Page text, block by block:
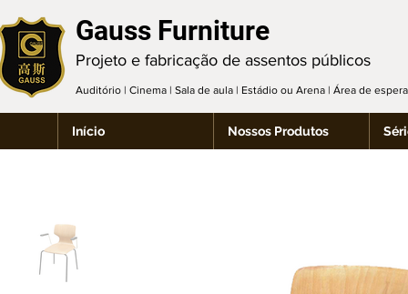
Gauss Furniture
Projeto e fabricação de assentos públicos
Auditório | Cinema | Sala de aula | Estádio ou Arena | Área de
Início Nossos Produtos